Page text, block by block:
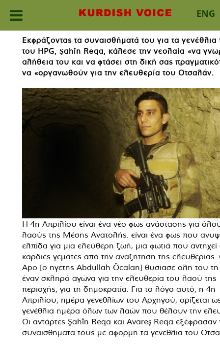
ENG
content
Εκφράζοντας τα συναισθήματά του για τα
του HPG, Şahîn Reqa, κάλεσε την νεολαία «να
αλήθεια του και να φτάσει στη δική σας
να «οργανωθούν για την ελευθερία του Οτσαλάν.
Η 4η Απριλίου είναι ένα νέο φως ανάστασης για
λαούς της Μέσης Ανατολής. είναι ένα φως που
ελπίδα για μια ελεύθερη ζωή, μια φωτιά που αντηχεί
καρδιές γεμάτες από την αναζήτηση της
Apo [ο ηγέτης Abdullah Öcalan] θυσίασε όλη του
έναν σκληρό αγώνα για την ελευθερία του λαού της
περιοχής, για τη δημοκρατία. Για το λόγο αυτό, η 4η
Απριλίου, ημέρα γενεθλίων του Αρχηγού, ορίζεται
γενέθλια ημέρα όλων των λαών που θέλουν την
Οι αντάρτες Şahîn Reqa και Avareş Reqa εξέφρασαν
συναισθήματά τους με αφορμή τα γενέθλια του